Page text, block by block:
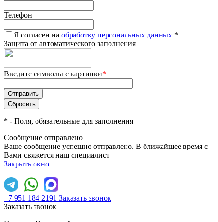
Телефон
Я согласен на обработку персональных данных.*
Защита от автоматического заполнения
Введите символы с картинки*
* - Поля, обязательные для заполнения
Сообщение отправлено
Ваше сообщение успешно отправлено. В ближайшее время с
Вами свяжется наш специалист
Закрыть окно
+7 951 184 2191 Заказать звонок
Заказать звонок